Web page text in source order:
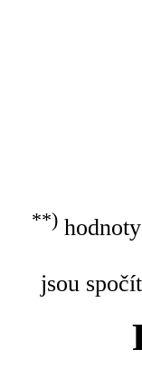
**)hodnoty
jsou